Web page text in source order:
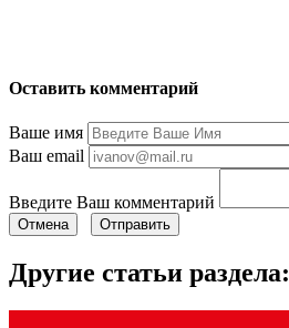
Оставить комментарий
Ваше имя
Ваш email
Введите Ваш комментарий
Отмена Отправить
Другие статьи раздела: